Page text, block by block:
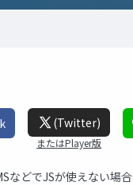
(Twitter)
またはPlayer版
などでJSが使えない場合